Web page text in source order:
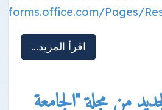
Pages/
اقرأ المزيد...
من مجلة "الجامعة